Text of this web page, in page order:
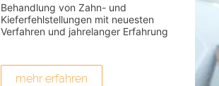
Behandlung von Zahn- und
Kieferfehlstellungen mit neuesten
Verfahren und jahrelanger Erfahrung
mehr erfahren